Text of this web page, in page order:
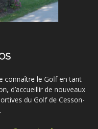
connaître le Golf en tant
d’accueillir de nouveaux
du Golf de Cesson-